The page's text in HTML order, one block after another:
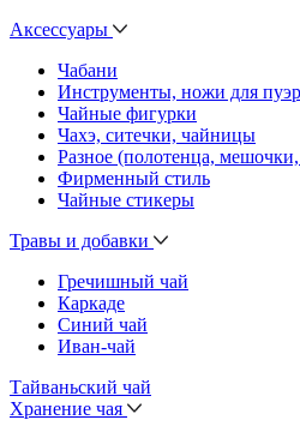
Аксессуары
Чабани
Инструменты, ножи для
Чайные фигурки
Чахэ, ситечки, чайницы
Разное (полотенца,
Фирменный стиль
Чайные стикеры
Травы и добавки
Гречишный чай
Каркаде
Синий чай
Иван-чай
Тайваньский чай
Хранение чая